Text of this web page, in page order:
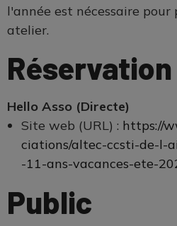
l'année est nécessaire
atelier.
Réservation
Hello Asso (Directe)
Site web (URL) : https://
ciations/altec-ccsti-de-l-
-11-ans-vacances-ete-
Public